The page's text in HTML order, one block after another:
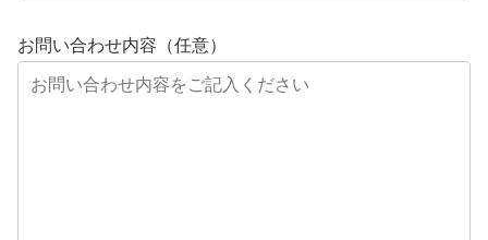
お問い合わせ内容（任意）